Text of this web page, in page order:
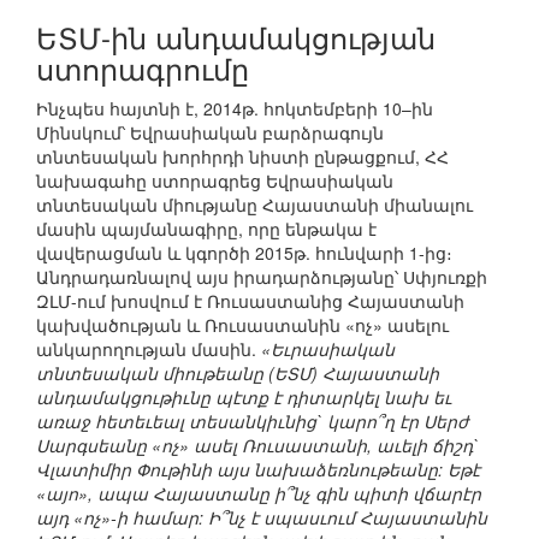
ԵՏՄ-ին անդամակցության
ստորագրումը
Ինչպես հայտնի է, 2014թ. հոկտեմբերի 10–ին
Մինսկում՝ Եվրասիական բարձրագույն
տնտեսական խորհրդի նիստի ընթացքում, ՀՀ
նախագահը ստորագրեց Եվրասիական
տնտեսական միությանը Հայաստանի միանալու
մասին պայմանագիրը, որը ենթակա է
վավերացման և կգործի 2015թ. հունվարի 1-ից։
Անդրադառնալով այս իրադարձությանը՝ Սփյուռքի
ԶԼՄ-ում խոսվում է Ռուսաստանից Հայաստանի
կախվածության և Ռուսաստանին «ոչ» ասելու
անկարողության մասին. «Եւրասիական
տնտեսական միութեանը (ԵՏՄ) Հայաստանի
անդամակցութիւնը պէտք է դիտարկել նախ եւ
առաջ հետեւեալ տեսանկիւնից` կարո՞ղ էր Սերժ
Սարգսեանը «ոչ» ասել Ռուսաստանի, աւելի ճիշդ`
Վլատիմիր Փութինի այս նախաձեռնութեանը: Եթէ
«այո», ապա Հայաստանը ի՞նչ գին պիտի վճարէր
այդ «ոչ»-ի համար: Ի՞նչ է սպասւում Հայաստանին